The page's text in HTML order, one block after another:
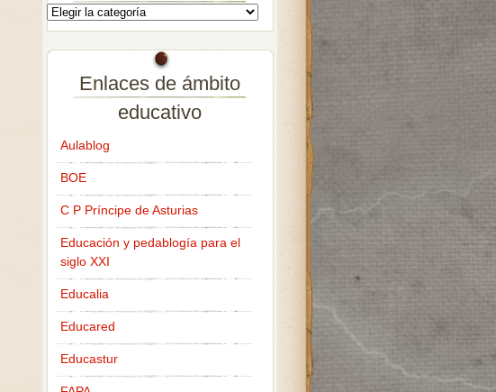
Enlaces de ámbito
educativo
Aulablog
BOE
C P Príncipe de Asturias
Educación y pedablogía para el
siglo XXI
Educalia
Educared
Educastur